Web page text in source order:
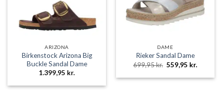
ARIZONA
Birkenstock Arizona Big
Buckle Sandal Dame
1.399,95 kr.
DAME
Rieker Sandal Dame
699,95kr. Den
oprindelige
pris
559,95 kr.
pris